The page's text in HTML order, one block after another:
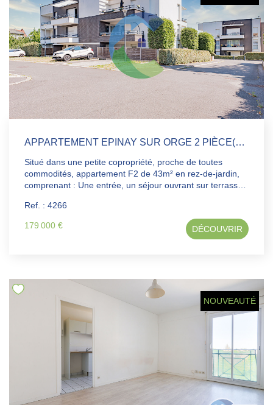
APPARTEMENT EPINAY SUR ORGE 2 PIÈCE(S) 43.11 M2
Situé dans une petite copropriété, proche de toutes
commodités, appartement F2 de 43m² en rez-de-jardin,
comprenant : Une entrée, un séjour ouvrant sur terrasse,
salle de bains avec wc. Deux places de stationnement
Ref. : 4266
179 000 € DÉCOUVRIR
NOUVEAUTÉ